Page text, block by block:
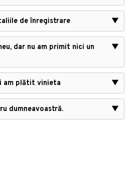
de înregistrare ▼
dar nu am primit nici un
▼
am plătit vinieta ▼
dumneavoastră. ▼